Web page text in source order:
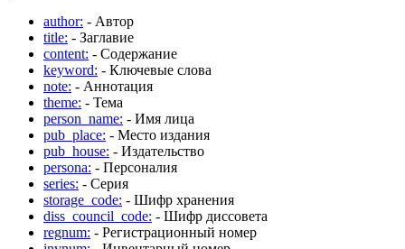
author: - Автор
title: - Заглавие
content: - Содержание
keyword: - Ключевые слова
note: - Аннотация
theme: - Тема
person_name: - Имя лица
pub_place: - Место издания
pub_house: - Издательство
persona: - Персоналия
series: - Серия
storage_code: - Шифр хранения
diss_council_code: - Шифр диссовета
regnum: - Регистрационный номер